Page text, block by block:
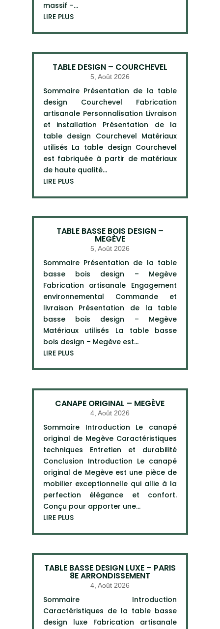
massif –...
LIRE PLUS
TABLE DESIGN – COURCHEVEL
5, Août 2026
Sommaire Présentation de la table
design Courchevel Fabrication
artisanale Personnalisation Livraison
et installation Présentation de la
table design Courchevel Matériaux
utilisés La table design Courchevel
est fabriquée à partir de matériaux
de haute qualité...
LIRE PLUS
TABLE BASSE BOIS DESIGN –
MEGÈVE
5, Août 2026
Sommaire Présentation de la table
basse bois design – Megève
Fabrication artisanale Engagement
environnemental Commande et
livraison Présentation de la table
basse bois design – Megève
Matériaux utilisés La table basse
bois design – Megève est...
LIRE PLUS
CANAPE ORIGINAL – MEGÈVE
4, Août 2026
Sommaire Introduction Le canapé
original de Megève Caractéristiques
techniques Entretien et durabilité
Conclusion Introduction Le canapé
original de Megève est une pièce de
mobilier exceptionnelle qui allie à la
perfection élégance et confort.
Conçu pour apporter une...
LIRE PLUS
TABLE BASSE DESIGN LUXE – PARIS
8E ARRONDISSEMENT
4, Août 2026
Sommaire Introduction
Caractéristiques de la table basse
design luxe Fabrication artisanale